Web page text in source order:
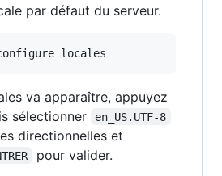
par défaut du serveur.
locales
va apparaître, appuyez
sélectionner en_US.UTF-8
directionnelles et
pour valider.